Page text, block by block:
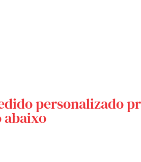
personalizado